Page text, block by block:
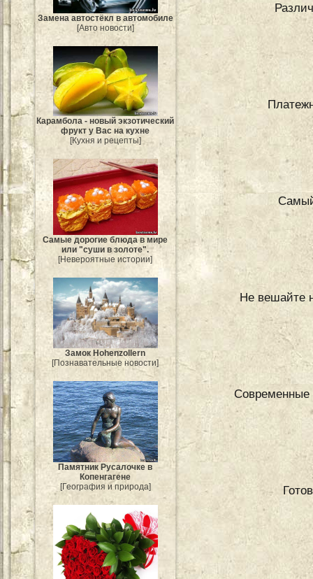
Замена автостёкл в автомобиле
[Авто новости]
Карамбола - новый экзотический
фрукт у Вас на кухне
[Кухня и рецепты]
Самые дорогие блюда в мире
или "суши в золоте".
[Невероятные истории]
Замок Hohenzollern
[Познавательные новости]
Памятник Русалочке в
Копенгагене
[География и природа]
Не вешайте